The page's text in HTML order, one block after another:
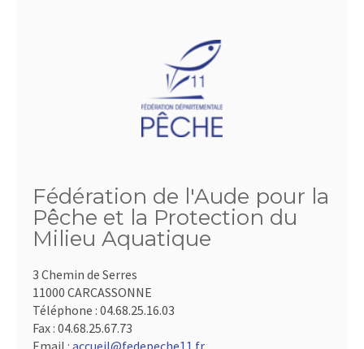
Fédération de l'Aude pour la
Pêche et la Protection du
Milieu Aquatique
3 Chemin de Serres
11000 CARCASSONNE
Téléphone : 04.68.25.16.03
Fax : 04.68.25.67.73
Email : accueil@fedepeche11.fr